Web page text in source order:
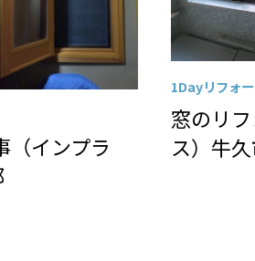
（インプラ
1Dayリフォ
窓のリ
ス）牛